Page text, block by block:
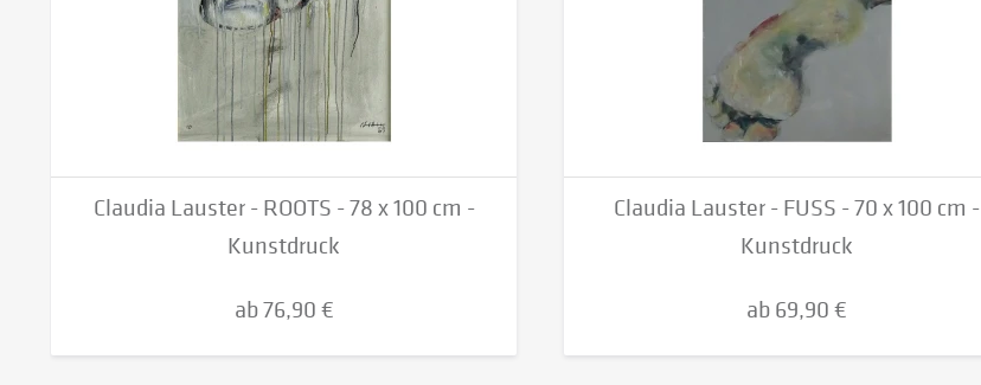
Claudia Lauster - ROOTS - 78 x 100 cm -
Kunstdruck
ab 76,90 €
Claudia Lauster - FUSS - 70 x 100 cm -
Kunstdruck
ab 69,90 €